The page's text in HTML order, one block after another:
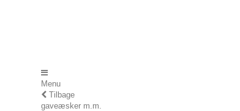
Menu
Tilbage
gaveæsker m.m.